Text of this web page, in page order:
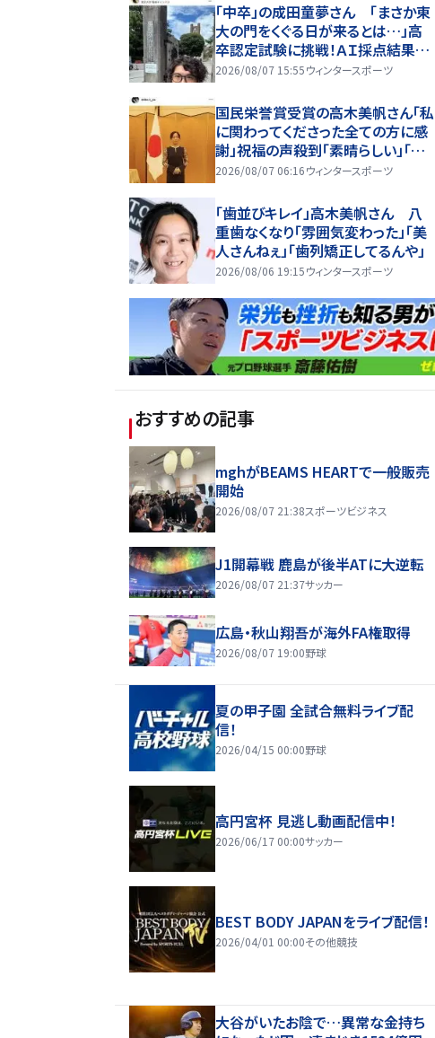
「中卒」の成田童夢さん 「まさか東
大の門をくぐる日が来るとは…」高
卒認定試験に挑戦！ＡＩ採点結果を
公表
2026/08/07 15:55ウィンタースポーツ
国民栄誉賞受賞の高木美帆さん「私
に関わってくださった全ての方に感
謝」祝福の声殺到「素晴らしい」「ド
レスとってもお似合い」
2026/08/07 06:16ウィンタースポーツ
「歯並びキレイ」高木美帆さん 八
重歯なくなり「雰囲気変わった」「美
人さんねぇ」「歯列矯正してるんや」
2026/08/06 19:15ウィンタースポーツ
おすすめの記事
mghがBEAMS HEARTで一般販売
開始
2026/08/07 21:38スポーツビジネス
J1開幕戦 鹿島が後半ATに大逆転
2026/08/07 21:37サッカー
広島・秋山翔吾が海外FA権取得
2026/08/07 19:00野球
夏の甲子園 全試合無料ライブ配
信！
2026/04/15 00:00野球
高円宮杯 見逃し動画配信中！
2026/06/17 00:00サッカー
BEST BODY JAPANをライブ配信！
2026/04/01 00:00その他競技
大谷がいたお陰で…異常な金持ち